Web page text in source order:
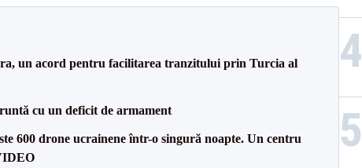
un acord pentru facilitarea tranzitului prin Turcia al
cu un deficit de armament
600 drone ucrainene într-o singură noapte. Un centru
4
5